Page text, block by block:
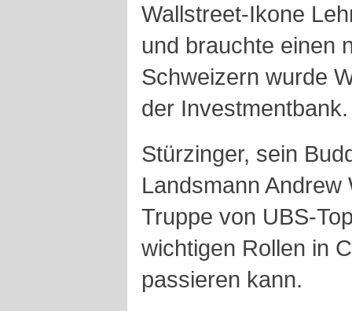
Wallstreet-Ikone
und brauchte einen
Schweizern wurde
der Investmentbank.
Stürzinger, sein
Landsmann
Truppe von UBS-
wichtigen Rollen in
passieren kann.